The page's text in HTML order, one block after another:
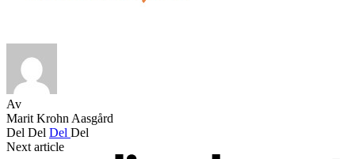
Av
Marit Krohn Aasgård
Del Del Del Del
Next article